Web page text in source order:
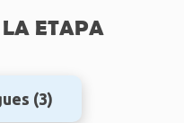
LA ETAPA
(3)